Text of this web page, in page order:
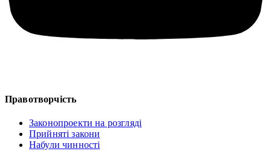
Правотворчість
Законопроекти на розгляді
Прийняті закони
Набули чинності